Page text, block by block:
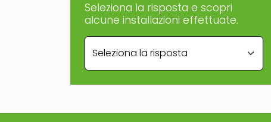
Seleziona la risposta e scopri
alcune installazioni effettuate.